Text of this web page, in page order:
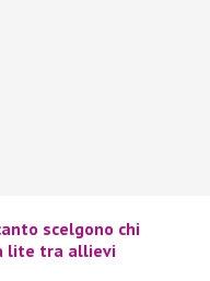
scelgono chi
lite tra allievi